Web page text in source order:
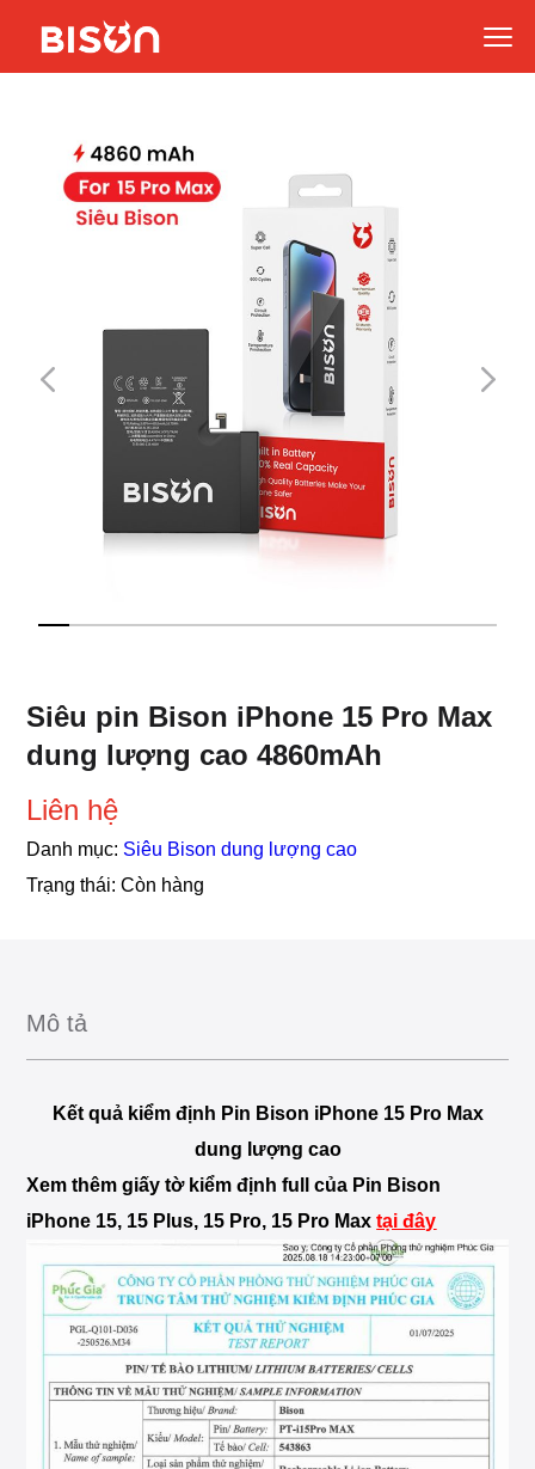
Siêu pin Bison iPhone 15 Pro Max
dung lượng cao 4860mAh
Liên hệ
Danh mục: Siêu Bison dung lượng cao
Trạng thái:Còn hàng
Mô tả
Kết quả kiểm định Pin Bison iPhone 15 Pro Max
dung lượng cao
Xem thêm giấy tờ kiểm định full của Pin Bison
iPhone 15, 15 Plus, 15 Pro, 15 Pro Maxtại đây